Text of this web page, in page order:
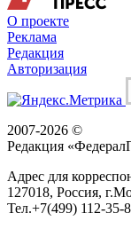
О проекте
Реклама
Редакция
Авторизация
2007-2026 ©
Редакция «
Адрес для
127018, Россия, г.
Тел.+7(499) 112-35-